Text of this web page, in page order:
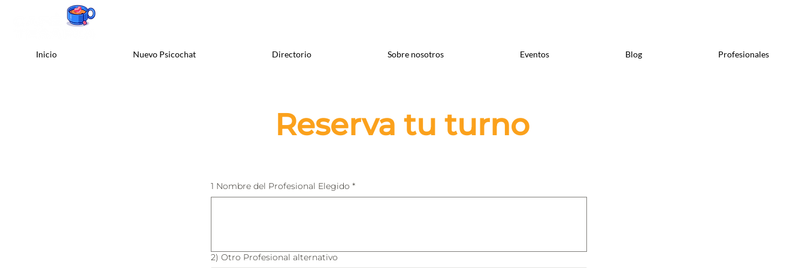
Inicio Nuevo Psicochat Directorio Sobre nosotros Eventos Blog Profesionales
Reserva tu turno
1 Nombre del Profesional Elegido *
2) Otro Profesional alternativo